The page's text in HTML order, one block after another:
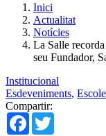
Inici
Actualitat
Notícies
La Salle
seu Fundador,
Institucional
Esdeveniments,
Compartir:
Facebook